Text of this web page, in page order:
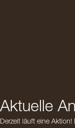
Aktuelle
Derzeit läuft eine